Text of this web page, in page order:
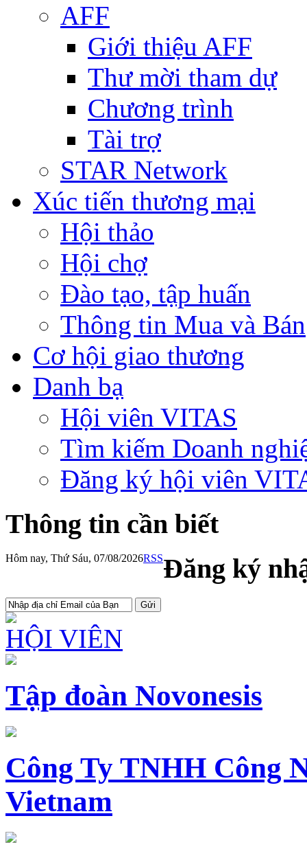
AFF
Giới thiệu AFF
Thư mời tham dự
Chương trình
Tài trợ
STAR Network
Xúc tiến thương mại
Hội thảo
Hội chợ
Đào tạo, tập huấn
Thông tin Mua và Bán
Cơ hội giao thương
Danh bạ
Hội viên VITAS
Tìm kiếm Doanh
Đăng ký hội viên
Thông tin cần biết
Hôm nay, Thứ Sáu, 07/08/2026RSSĐăng ký
HỘI VIÊN
Tập đoàn Novonesis
Công Ty TNHH Công
Vietnam